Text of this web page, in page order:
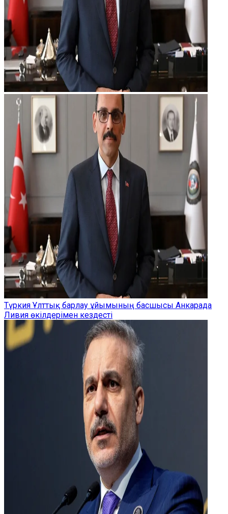
Түркия Ұлттық барлау ұйымының басшысы Анкарада
Ливия өкілдерімен кездесті